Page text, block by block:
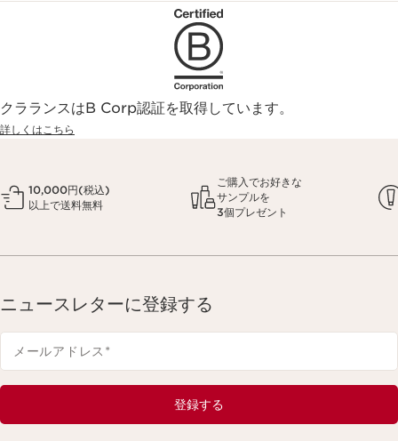
クラランスはB Corp認証を取得しています。
詳しくはこちら
10,000円(税込)
以上で送料無料
ご購入でお好きな
サンプルを
3個プレゼント
ニュースレターに登録する
メールアドレス *
登録する